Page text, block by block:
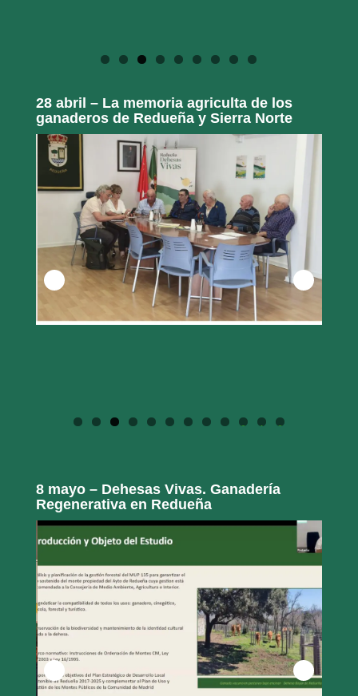
28 abril – La memoria agriculta de los
ganaderos de Redueña y Sierra Norte
0 1 2
8 mayo – Dehesas Vivas. Ganadería
Regenerativa en Redueña